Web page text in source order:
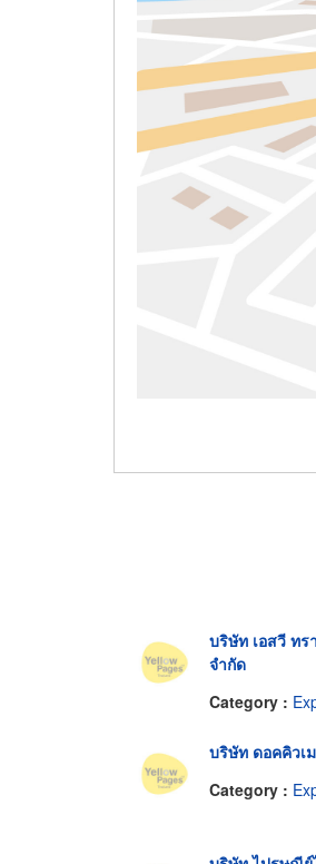
บริษัท เอสวี ทร
จำกัด
Category :
บริษัท ดอคคิวเ
Category :